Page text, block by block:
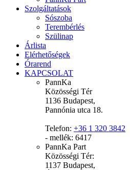
Szolgáltatások
Sószoba
Terembérlés
Szülinap
Árlista
Elérhetőségek
Órarend
KAPCSOLAT
PannKa
Közösségi Tér
1136 Budapest,
Pannónia utca 18.
Telefon: +36 1 320 3842
- mellék: 6417
PannKa Part
Közösségi Tér:
1137 Budapest,